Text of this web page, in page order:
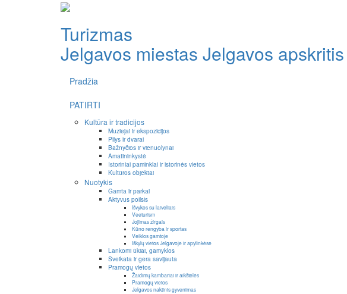
Turizmas
Jelgavos miestas Jelgavos apskritis
Pradžia
PATIRTI
Kultūra ir tradicijos
Muziejai ir ekspozicijos
Pilys ir dvarai
Bažnyčios ir vienuolynai
Amatininkystė
Istoriniai paminklai ir istorinės vietos
Kultūros objektai
Nuotykis
Gamta ir parkai
Aktyvus poilsis
Išvykos su laiveliais
Veeturism
Jojimas žirgais
Kūno rengyba ir sportas
Veiklos gamtoje
Iškylų vietos Jelgavoje ir apylinkėse
Lankomi ūkiai, gamyklos
Sveikata ir gera savijauta
Pramogų vietos
Žaidimų kambariai ir aikštelės
Pramogų vietos
Jelgavos naktinis gyvenimas